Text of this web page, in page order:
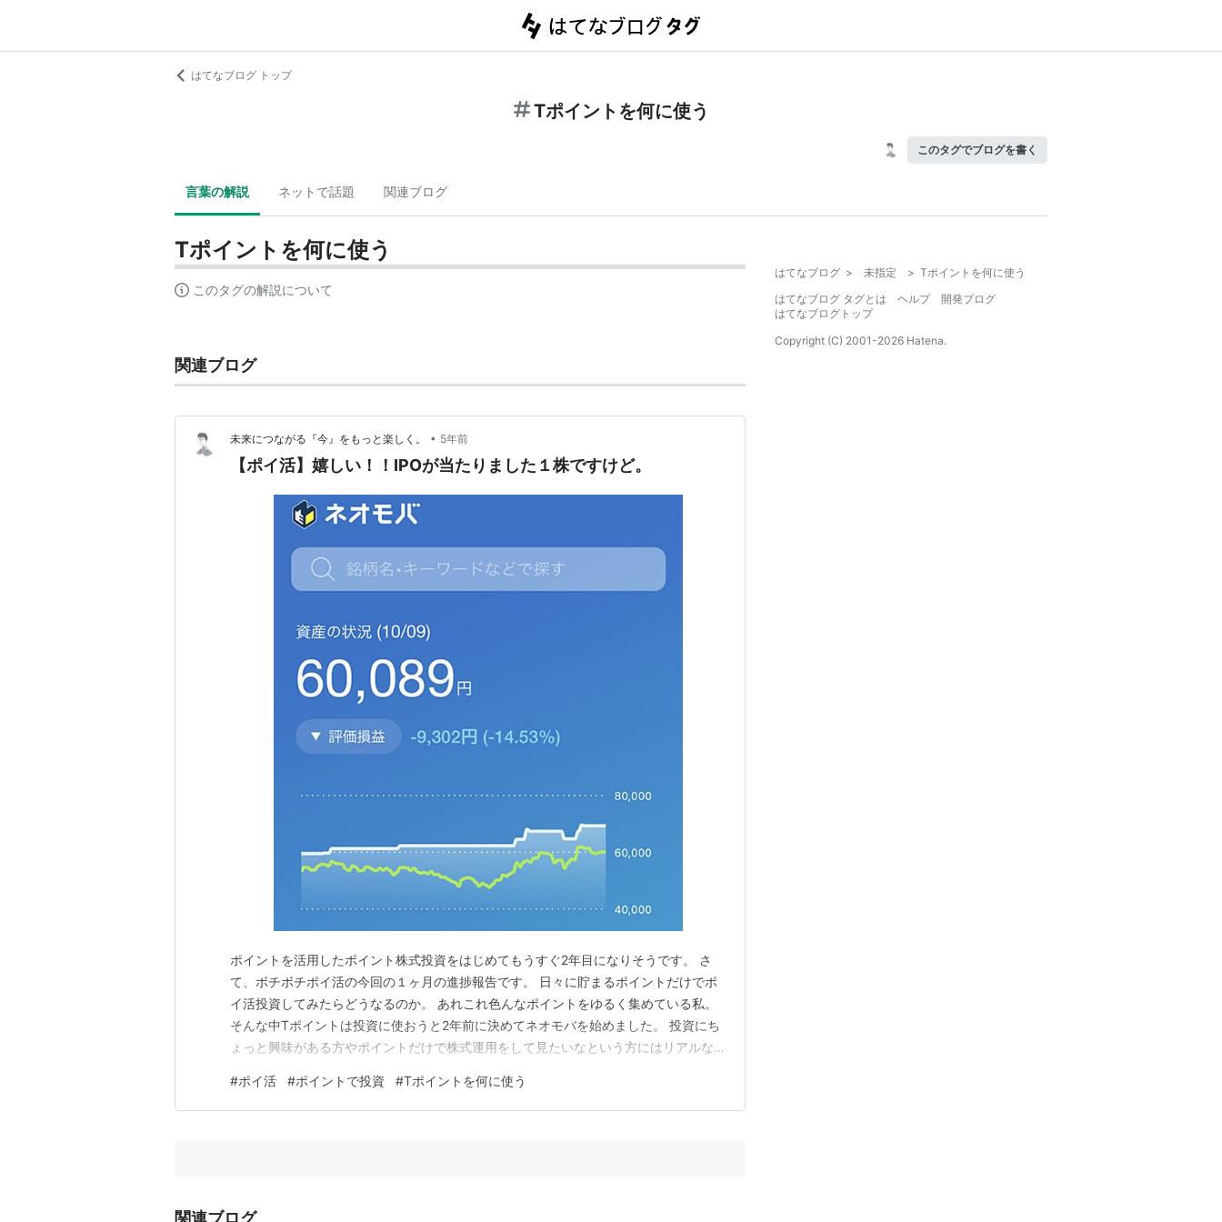
はてなブログ トップ
Tポイントを何に使う
このタグでブログを書く
言葉の解説 ネットで話題 関連ブログ
Tポイントを何に使う
このタグの解説について
関連ブログ
未来につながる『今』をもっと楽しく。 • 5年前
【ポイ活】嬉しい！！IPOが当たりました１株ですけど。
ポイントを活用したポイント株式投資をはじめてもうすぐ2年目になりそうです。 さ
て、ボチボチポイ活の今回の１ヶ月の進捗報告です。 日々に貯まるポイントだけでポ
イ活投資してみたらどうなるのか。 あれこれ色んなポイントをゆるく集めている私。
そんな中Tポイントは投資に使おうと2年前に決めてネオモバを始めました。 投資にち
ょっと興味がある方やポイントだけで株式運用をして見たいなという方にはリアルな数
た日常の食費は現金主義のため毎月のポイントは最大でも800ポイントくらい。そのた
め毎月の投資できるポイントは大きな投資資金ではあ…
#ポイ活 #ポイントで投資 #Tポイントを何に使う
関連ブログ
はてなブログ > 未指定 > Tポイントを何に使う
はてなブログ タグとは
ヘルプ
開発ブログ
はてなブログトップ
Copyright (C) 2001-2026 Hatena.